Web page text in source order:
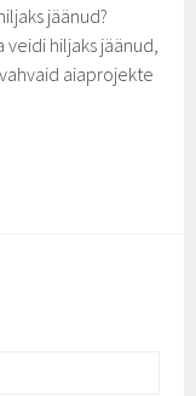
jäänud?
hiljaks jäänud,
aiaprojekte